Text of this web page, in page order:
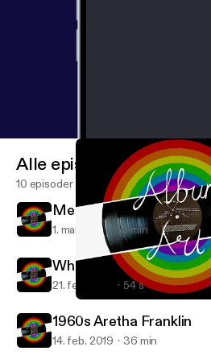
Album Art
Alle episoder
10 episoder
Mental Health in Music:
1. mar. 2019 16 min
Where is Aretha Franklin
21. feb. 2019 54 s
1960s Aretha Franklin
14. feb. 2019 36 min